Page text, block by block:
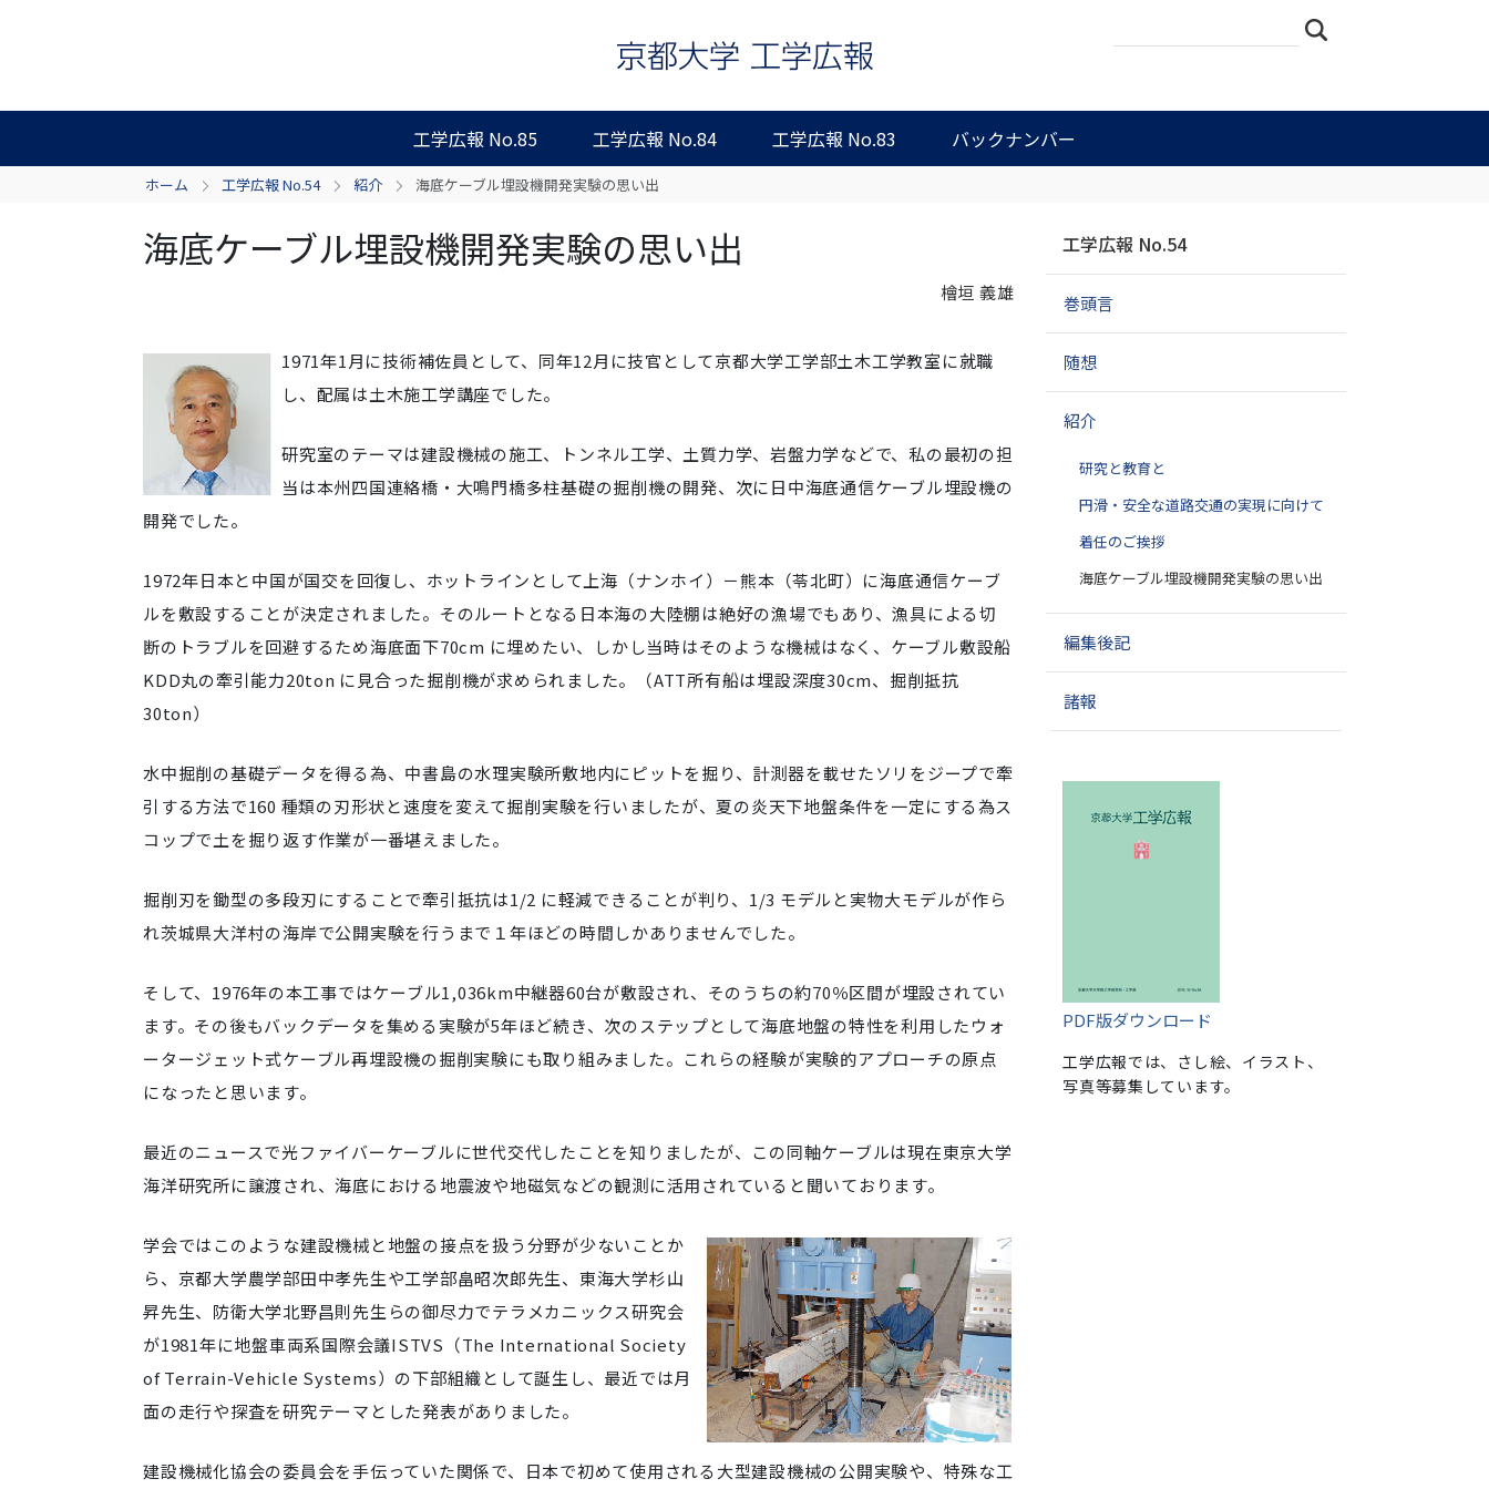
工学広報 No.85 工学広報 No.84 工学広報 No.83 バックナンバー
イ
検
細
ホーム 工学広報 No.54 紹介 海底ケーブル埋設機開発実験の思い出
海底ケーブル埋設機開発実験の思い出
檜垣 義雄
1971年1月に技術補佐員として、同年12月に技官として京都大学工学部土木工学教室に就職
し、配属は土木施工学講座でした。
研究室のテーマは建設機械の施工、トンネル工学、土質力学、岩盤力学などで、私の最初の担
当は本州四国連絡橋・大鳴門橋多柱基礎の掘削機の開発、次に日中海底通信ケーブル埋設機の
開発でした。
1972年日本と中国が国交を回復し、ホットラインとして上海（ナンホイ）－熊本（苓北町）に海底通信ケーブ
ルを敷設することが決定されました。そのルートとなる日本海の大陸棚は絶好の漁場でもあり、漁具による切
断のトラブルを回避するため海底面下70cm に埋めたい、しかし当時はそのような機械はなく、ケーブル敷設船
KDD丸の牽引能力20ton に見合った掘削機が求められました。（ATT所有船は埋設深度30cm、掘削抵抗
30ton）
水中掘削の基礎データを得る為、中書島の水理実験所敷地内にピットを掘り、計測器を載せたソリをジープで牽
引する方法で160 種類の刃形状と速度を変えて掘削実験を行いましたが、夏の炎天下地盤条件を一定にする為ス
コップで土を掘り返す作業が一番堪えました。
掘削刃を鋤型の多段刃にすることで牽引抵抗は1/2 に軽減できることが判り、1/3 モデルと実物大モデルが作ら
れ茨城県大洋村の海岸で公開実験を行うまで１年ほどの時間しかありませんでした。
そして、1976年の本工事ではケーブル1,036km中継器60台が敷設され、そのうちの約70％区間が埋設されてい
ます。その後もバックデータを集める実験が5年ほど続き、次のステップとして海底地盤の特性を利用したウォ
ータージェット式ケーブル再埋設機の掘削実験にも取り組みました。これらの経験が実験的アプローチの原点
になったと思います。
最近のニュースで光ファイバーケーブルに世代交代したことを知りましたが、この同軸ケーブルは現在東京大学
海洋研究所に譲渡され、海底における地震波や地磁気などの観測に活用されていると聞いております。
学会ではこのような建設機械と地盤の接点を扱う分野が少ないことか
ら、京都大学農学部田中孝先生や工学部畠昭次郎先生、東海大学杉山
昇先生、防衛大学北野昌則先生らの御尽力でテラメカニックス研究会
が1981年に地盤車両系国際会議ISTVS（The International Society
of Terrain-Vehicle Systems）の下部組織として誕生し、最近では月
面の走行や探査を研究テーマとした発表がありました。
建設機械化協会の委員会を手伝っていた関係で、日本で初めて使用される大型建設機械の公開実験や、特殊な工
ビ
ゲ
シ
ン
工学広報 No.54
巻頭言
随想
紹介
研究と教育と
円滑・安全な道路交通の実現に向けて
着任のご挨拶
海底ケーブル埋設機開発実験の思い出
編集後記
諸報
PDF版ダウンロード
工学広報では、さし絵、イラスト、
写真等募集しています。